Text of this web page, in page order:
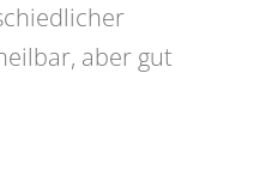
aber gut